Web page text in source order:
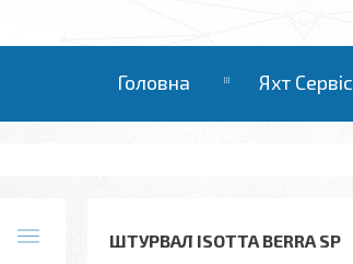
Головна Яхт Сервіс
ШТУРВАЛ ISOTTA BERRA SP